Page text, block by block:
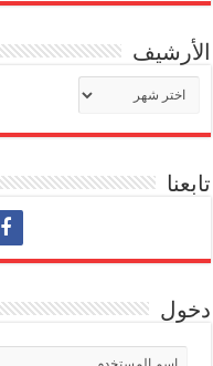
الأرشيف
تابعنا
دخول